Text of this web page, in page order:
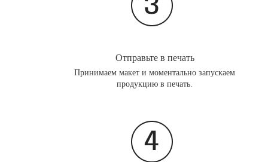
Отправьте в печать
Принимаем макет и моментально запускаем
продукцию в печать.